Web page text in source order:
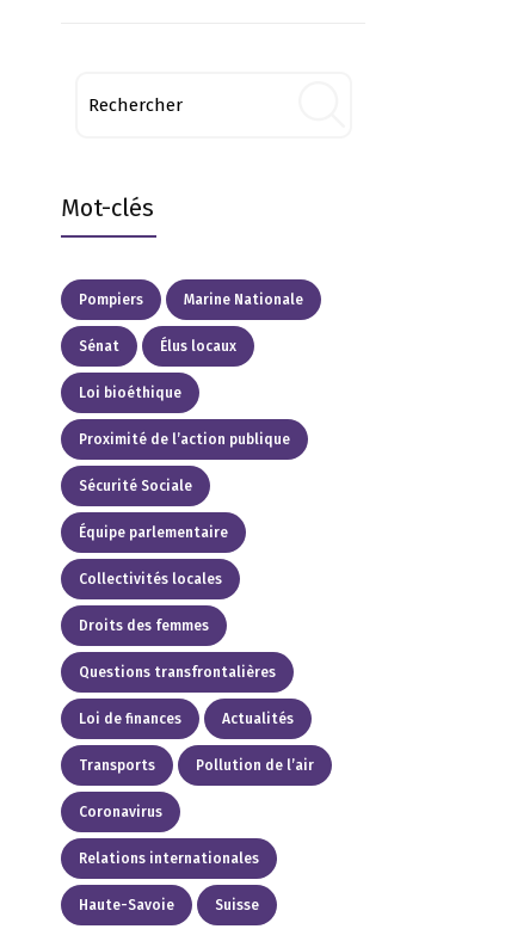
Mot-clés
Pompiers Marine Nationale
Sénat Élus locaux
Loi bioéthique
Proximité de l’action publique
Sécurité Sociale
Équipe parlementaire
Collectivités locales
Droits des femmes
Questions transfrontalières
Loi de finances Actualités
Transports Pollution de l’air
Coronavirus
Relations internationales
Haute-Savoie Suisse